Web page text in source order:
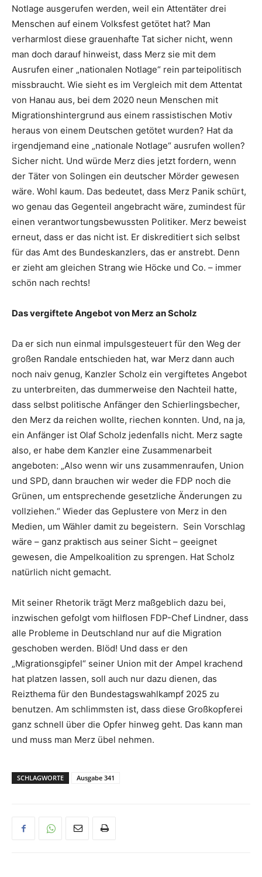
Notlage ausgerufen werden, weil ein Attentäter drei
Menschen auf einem Volksfest getötet hat? Man
verharmlost diese grauenhafte Tat sicher nicht, wenn
man doch darauf hinweist, dass Merz sie mit dem
Ausrufen einer „nationalen Notlage“ rein parteipolitisch
missbraucht. Wie sieht es im Vergleich mit dem Attentat
von Hanau aus, bei dem 2020 neun Menschen mit
Migrationshintergrund aus einem rassistischen Motiv
heraus von einem Deutschen getötet wurden? Hat da
irgendjemand eine „nationale Notlage“ ausrufen wollen?
Sicher nicht. Und würde Merz dies jetzt fordern, wenn
der Täter von Solingen ein deutscher Mörder gewesen
wäre. Wohl kaum. Das bedeutet, dass Merz Panik schürt,
wo genau das Gegenteil angebracht wäre, zumindest für
einen verantwortungsbewussten Politiker. Merz beweist
erneut, dass er das nicht ist. Er diskreditiert sich selbst
für das Amt des Bundeskanzlers, das er anstrebt. Denn
er zieht am gleichen Strang wie Höcke und Co. – immer
schön nach rechts!
Das vergiftete Angebot von Merz an Scholz
Da er sich nun einmal impulsgesteuert für den Weg der
großen Randale entschieden hat, war Merz dann auch
noch naiv genug, Kanzler Scholz ein vergiftetes Angebot
zu unterbreiten, das dummerweise den Nachteil hatte,
dass selbst politische Anfänger den Schierlingsbecher,
den Merz da reichen wollte, riechen konnten. Und, na ja,
ein Anfänger ist Olaf Scholz jedenfalls nicht. Merz sagte
also, er habe dem Kanzler eine Zusammenarbeit
angeboten: „Also wenn wir uns zusammenraufen, Union
und SPD, dann brauchen wir weder die FDP noch die
Grünen, um entsprechende gesetzliche Änderungen zu
vollziehen.“ Wieder das Geplustere von Merz in den
Medien, um Wähler damit zu begeistern. Sein Vorschlag
wäre – ganz praktisch aus seiner Sicht – geeignet
gewesen, die Ampelkoalition zu sprengen. Hat Scholz
natürlich nicht gemacht.
Mit seiner Rhetorik trägt Merz maßgeblich dazu bei,
inzwischen gefolgt vom hilflosen FDP-Chef Lindner, dass
alle Probleme in Deutschland nur auf die Migration
geschoben werden. Blöd! Und dass er den
„Migrationsgipfel“ seiner Union mit der Ampel krachend
hat platzen lassen, soll auch nur dazu dienen, das
Reizthema für den Bundestagswahlkampf 2025 zu
benutzen. Am schlimmsten ist, dass diese Großkopferei
ganz schnell über die Opfer hinweg geht. Das kann man
und muss man Merz übel nehmen.
SCHLAGWORTE Ausgabe 341